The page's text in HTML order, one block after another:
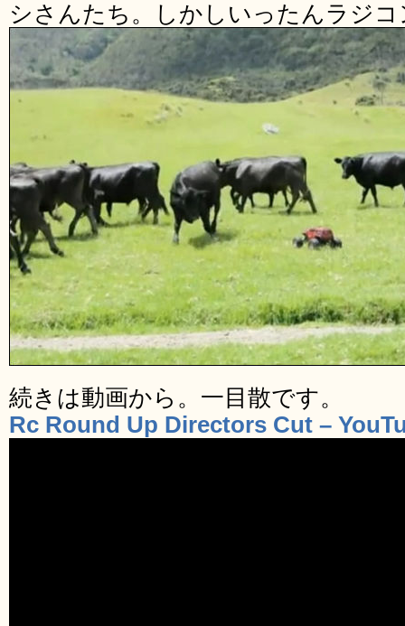
シさんたち。しかしいったんラジ
続きは動画から。一目散です。
Rc Round Up Directors Cut –